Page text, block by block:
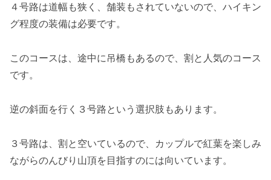
４号路は道幅も狭く、舗装もされていないので、ハイキン
グ程度の装備は必要です。
このコースは、途中に吊橋もあるので、割と人気のコース
です。
逆の斜面を行く３号路という選択肢もあります。
３号路は、割と空いているので、カップルで紅葉を楽しみ
ながらのんびり山頂を目指すのには向いています。